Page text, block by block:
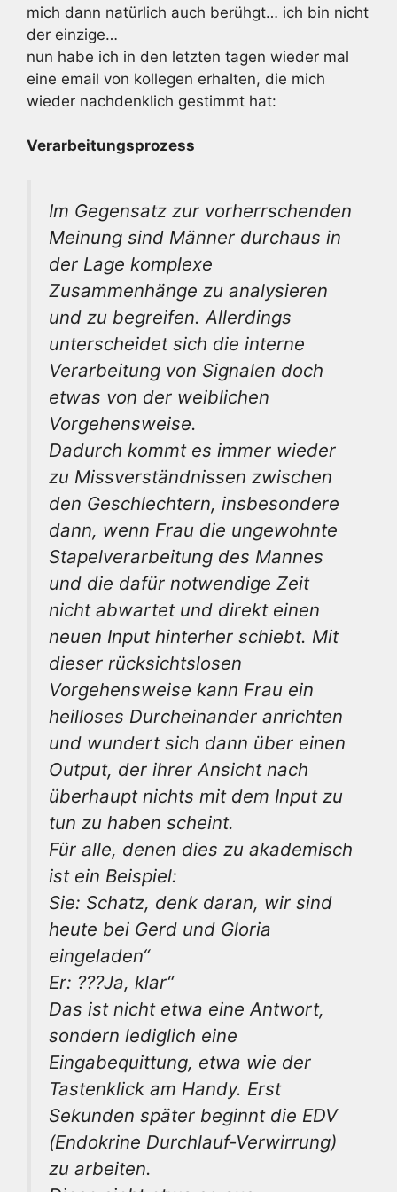
mich dann natürlich auch berühgt… ich bin nicht
der einzige…
nun habe ich in den letzten tagen wieder mal
eine email von kollegen erhalten, die mich
wieder nachdenklich gestimmt hat:
Verarbeitungsprozess
Im Gegensatz zur vorherrschenden
Meinung sind Männer durchaus in
der Lage komplexe
Zusammenhänge zu analysieren
und zu begreifen. Allerdings
unterscheidet sich die interne
Verarbeitung von Signalen doch
etwas von der weiblichen
Vorgehensweise.
Dadurch kommt es immer wieder
zu Missverständnissen zwischen
den Geschlechtern, insbesondere
dann, wenn Frau die ungewohnte
Stapelverarbeitung des Mannes
und die dafür notwendige Zeit
nicht abwartet und direkt einen
neuen Input hinterher schiebt. Mit
dieser rücksichtslosen
Vorgehensweise kann Frau ein
heilloses Durcheinander anrichten
und wundert sich dann über einen
Output, der ihrer Ansicht nach
überhaupt nichts mit dem Input zu
tun zu haben scheint.
Für alle, denen dies zu akademisch
ist ein Beispiel:
Sie: Schatz, denk daran, wir sind
heute bei Gerd und Gloria
eingeladen“
Er: ???Ja, klar“
Das ist nicht etwa eine Antwort,
sondern lediglich eine
Eingabequittung, etwa wie der
Tastenklick am Handy. Erst
Sekunden später beginnt die EDV
(Endokrine Durchlauf-Verwirrung)
zu arbeiten.